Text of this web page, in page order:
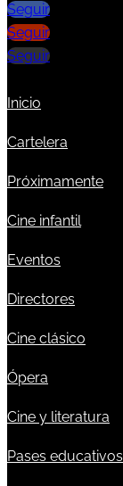
Seguir
Seguir
Seguir
Inicio
Cartelera
Próximamente
Cine infantil
Eventos
Directores
Cine clásico
Ópera
Cine y literatura
Pases educativos